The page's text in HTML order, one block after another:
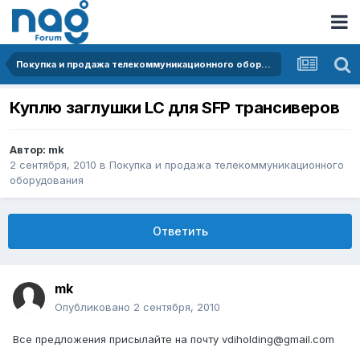
Покупка и продажа телекоммуникационного оборудования
Куплю заглушки LC для SFP трансиверов
Автор: mk
2 сентября, 2010 в Покупка и продажа телекоммуникационного
оборудования
Ответить
mk
Опубликовано 2 сентября, 2010
Все предложения присылайте на почту vdiholding@gmail.com